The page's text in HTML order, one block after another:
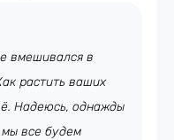
вмешивался в
растить ваших
Надеюсь, однажды
мы все будем